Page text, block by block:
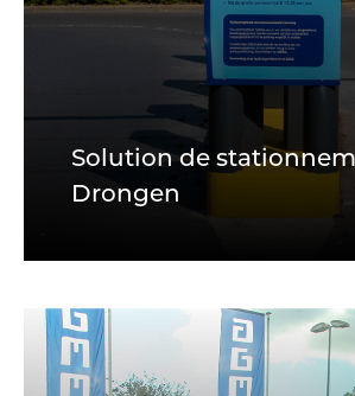
Solution de
Drongen